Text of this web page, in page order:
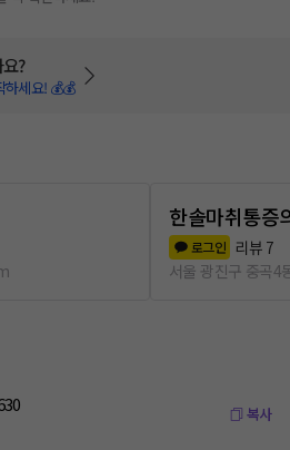
?
하세요! 💰💰
한솔마취통증
로그인 리뷰 7
서울 광진구 중곡4
복사